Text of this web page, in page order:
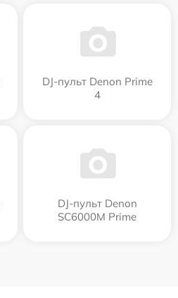
DJ-пульт Denon Prime
4
DJ-пульт Denon
SC6000M Prime